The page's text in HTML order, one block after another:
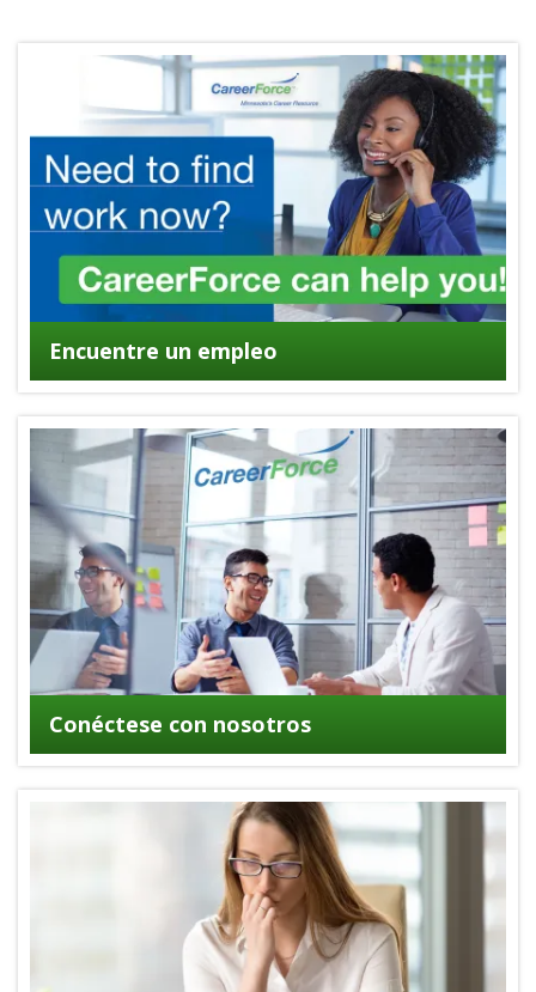
Encuentre un empleo
Conéctese con nosotros